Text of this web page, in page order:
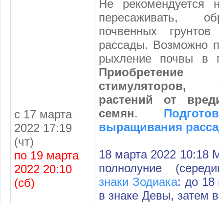
с 17 марта
2022 17:19
(чт)
по 19 марта
2022 20:10
(сб)
Не рекомендуется
пересаживать,
почвенных
рассады. Возможно
рыхление почвы в
растений от
семян.
выращивания
18 марта 2022 10:18
полнолуние
знаки Зодиака: до 18
в знаке Девы, затем